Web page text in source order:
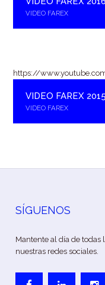
VIDEO FAREX
https://
VIDEO FAREX 2015
VIDEO FAREX
SÍGUENOS
Mantente al día de todas
nuestras redes sociales.